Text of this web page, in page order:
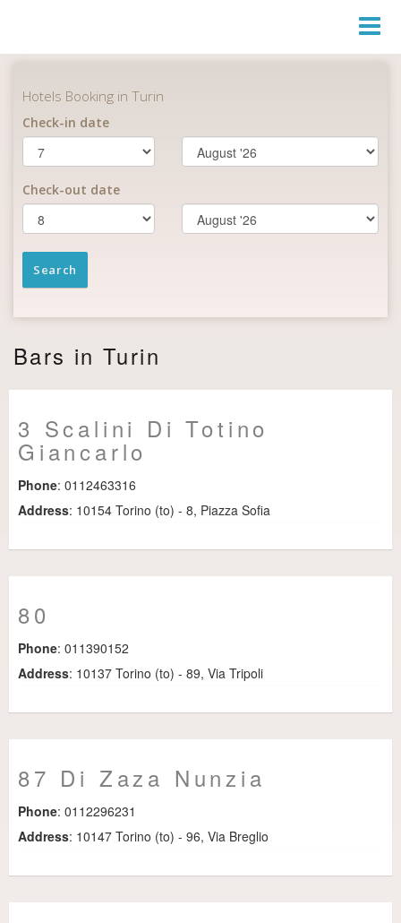
Bars in Turin
3 Scalini Di Totino
Giancarlo
Phone: 0112463316
Address: 10154 Torino (to) - 8, Piazza Sofia
80
Phone: 011390152
Address: 10137 Torino (to) - 89, Via Tripoli
87 Di Zaza Nunzia
Phone: 0112296231
Address: 10147 Torino (to) - 96, Via Breglio